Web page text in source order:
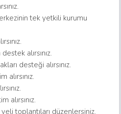
tek yetkili kurumu
alırsınız.
desteği alırsınız.
alırsınız.
veli toplantıları düzenlersiniz.